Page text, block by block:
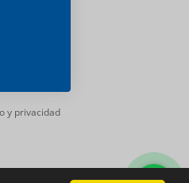
y privacidad